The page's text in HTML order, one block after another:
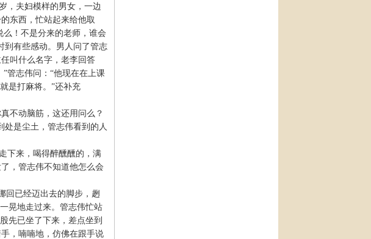
，夫妇模样的男女，一边
东西，忙站起来给他取
么！不是分来的老师，谁会
到有些感动。男人问了管志
叫什么名字，老李回答
管志伟问：“他现在在上课
是打麻将。”还补充
不动脑筋，这还用问么？
是尘土，管志伟看到的人
下来，喝得醉醺醺的，满
，管志伟不知道他怎么会
回已经迈出去的脚步，趔
晃地走过来。管志伟忙站
先已坐了下来，差点坐到
，喃喃地，仿佛在跟手说